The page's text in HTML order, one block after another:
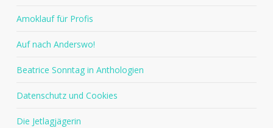
Amoklauf für Profis
Auf nach Anderswo!
Beatrice Sonntag in Anthologien
Datenschutz und Cookies
Die Jetlagjägerin